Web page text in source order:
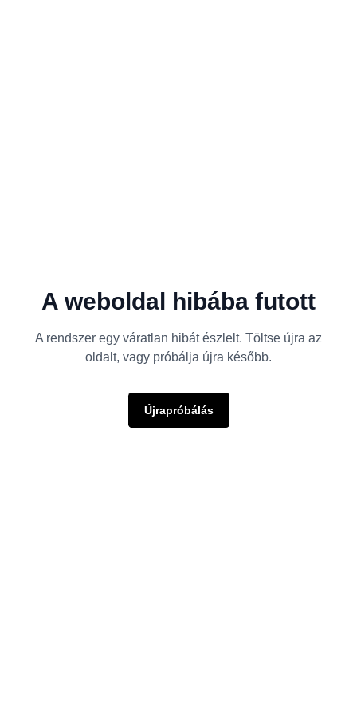
A weboldal hibába futott
A rendszer egy váratlan hibát észlelt. Töltse újra az
oldalt, vagy próbálja újra később.
Újrapróbálás